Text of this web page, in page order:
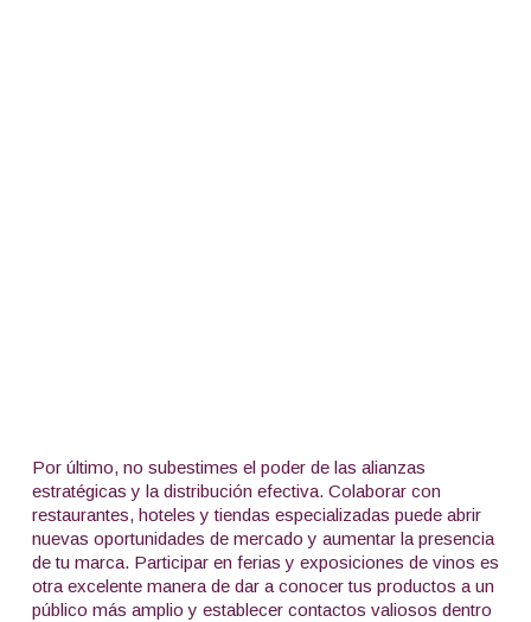
Por último, no subestimes el poder de las alianzas
estratégicas y la distribución efectiva. Colaborar con
restaurantes, hoteles y tiendas especializadas puede abrir
nuevas oportunidades de mercado y aumentar la presencia
de tu marca. Participar en ferias y exposiciones de vinos es
otra excelente manera de dar a conocer tus productos a un
público más amplio y establecer contactos valiosos dentro